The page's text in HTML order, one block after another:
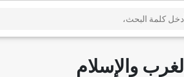
الغرب والإٍسلام